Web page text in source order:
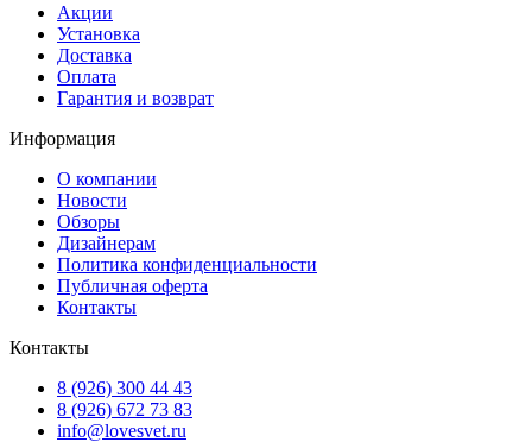
Акции
Установка
Доставка
Оплата
Гарантия и возврат
Информация
О компании
Новости
Обзоры
Дизайнерам
Политика конфиденциальности
Публичная оферта
Контакты
Контакты
8 (926) 300 44 43
8 (926) 672 73 83
info@lovesvet.ru